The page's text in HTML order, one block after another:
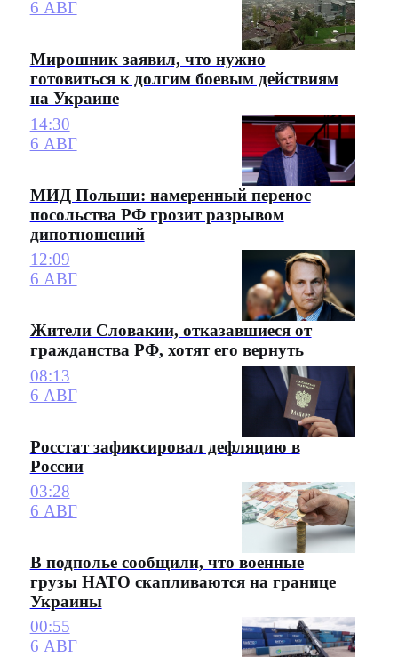
6 АВГ
Мирошник заявил, что нужно
готовиться к долгим боевым действиям
на Украине
14:30
6 АВГ
МИД Польши: намеренный перенос
посольства РФ грозит разрывом
дипотношений
12:09
6 АВГ
Жители Словакии, отказавшиеся от
гражданства РФ, хотят его вернуть
08:13
6 АВГ
Росстат зафиксировал дефляцию в
России
03:28
6 АВГ
В подполье сообщили, что военные
грузы НАТО скапливаются на границе
Украины
00:55
6 АВГ